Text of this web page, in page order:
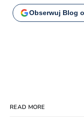
Obserwuj Blog
READ MORE